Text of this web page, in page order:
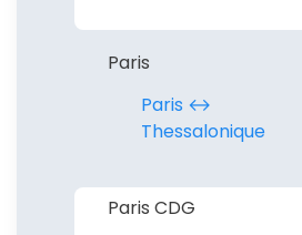
Paris
Paris ↔︎
Thessalonique
Paris CDG